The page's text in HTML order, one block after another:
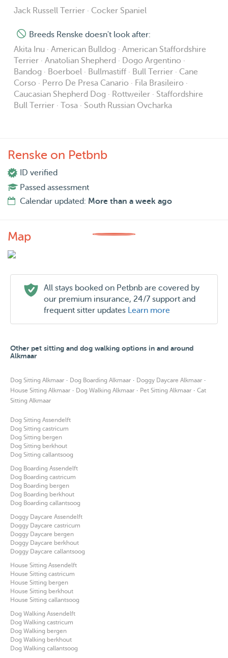
Jack Russell Terrier · Cocker Spaniel
Breeds Renske doesn't look after:
Akita Inu · American Bulldog · American Staffordshire
Terrier · Anatolian Shepherd · Dogo Argentino ·
Bandog · Boerboel · Bullmastiff · Bull Terrier · Cane
Corso · Perro De Presa Canario · Fila Brasileiro ·
Caucasian Shepherd Dog · Rottweiler · Staffordshire
Bull Terrier · Tosa · South Russian Ovcharka
Renske on Petbnb
ID verified
Passed assessment
Calendar updated: More than a week ago
Map
All stays booked on Petbnb are covered by
our premium insurance, 24/7 support and
frequent sitter updates Learn more
Other pet sitting and dog walking options in and around
Alkmaar
Dog Sitting Alkmaar · Dog Boarding Alkmaar · Doggy Daycare Alkmaar ·
House Sitting Alkmaar · Dog Walking Alkmaar · Pet Sitting Alkmaar · Cat
Sitting Alkmaar
Dog Sitting Assendelft
Dog Sitting castricum
Dog Sitting bergen
Dog Sitting berkhout
Dog Sitting callantsoog
Dog Boarding Assendelft
Dog Boarding castricum
Dog Boarding bergen
Dog Boarding berkhout
Dog Boarding callantsoog
Doggy Daycare Assendelft
Doggy Daycare castricum
Doggy Daycare bergen
Doggy Daycare berkhout
Doggy Daycare callantsoog
House Sitting Assendelft
House Sitting castricum
House Sitting bergen
House Sitting berkhout
House Sitting callantsoog
Dog Walking Assendelft
Dog Walking castricum
Dog Walking bergen
Dog Walking berkhout
Dog Walking callantsoog